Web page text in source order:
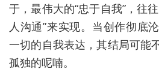
于，最伟大的“忠于自我”，往
人沟通”来实现。当创作彻底
一切的自我表达，其结局可能
孤独的呢喃。